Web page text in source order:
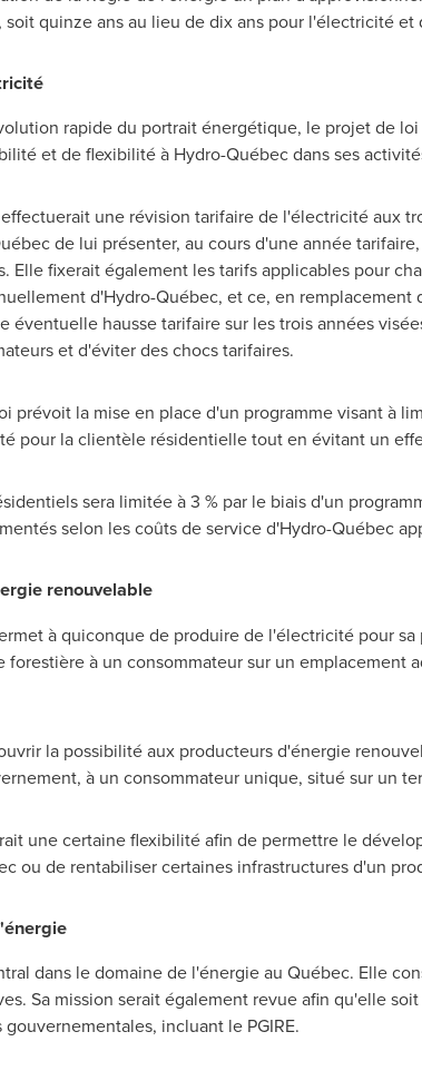
quinze ans au lieu de dix ans pour l'électricité
rapide du portrait énergétique, le projet de
et de flexibilité à Hydro-Québec dans ses
une révision tarifaire de l'électricité aux
de lui présenter, au cours d'une année
Elle fixerait également les tarifs applicables pour
d'Hydro-Québec, et ce, en
éventuelle hausse tarifaire sur les trois années
et d'éviter des chocs tarifaires.
prévoit la mise en place d'un programme visant à
pour la clientèle résidentielle tout en évitant un
sera limitée à 3 % par le biais d'un
selon les coûts de service d'Hydro-Québec
renouvelable
à quiconque de produire de l'électricité pour
forestière à un consommateur sur un
la possibilité aux producteurs d'énergie
à un consommateur unique, situé sur un
une certaine flexibilité afin de permettre le
ou de rentabiliser certaines infrastructures d'un
dans le domaine de l'énergie au Québec. Elle
Sa mission serait également revue afin qu'elle
incluant le PGIRE.